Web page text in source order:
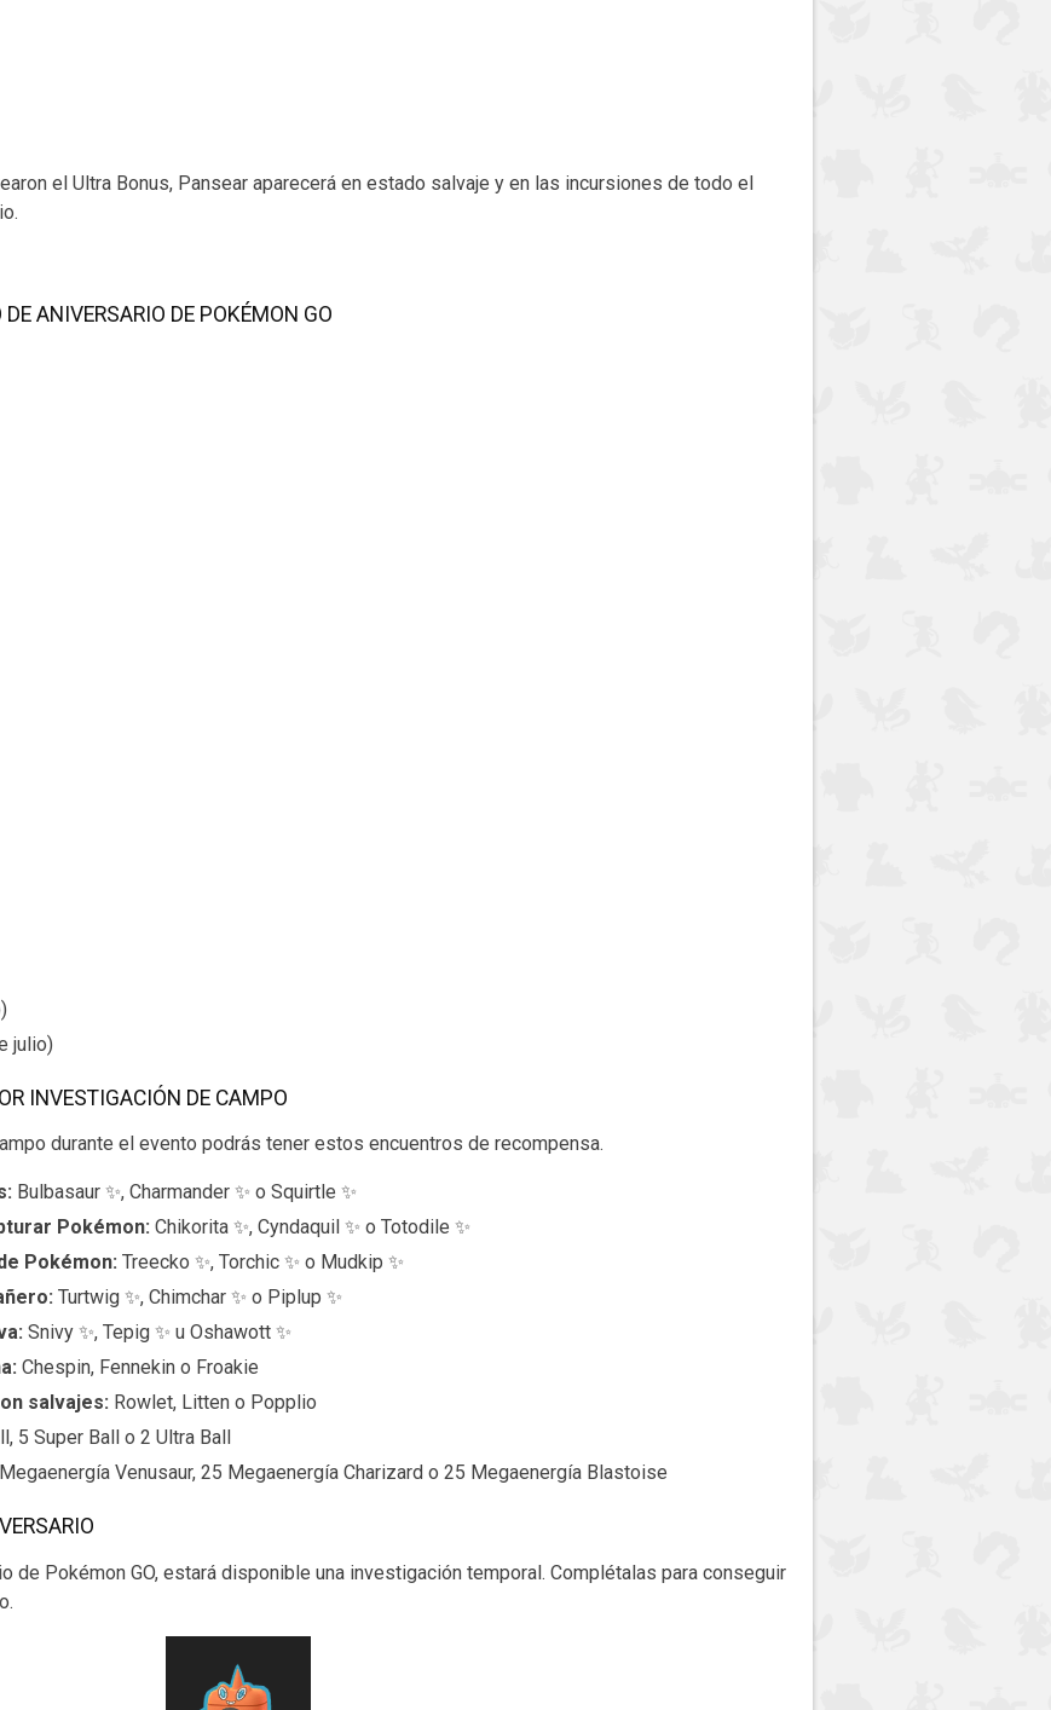
el Ultra Bonus, Pansear aparecerá en estado salvaje y en las incursiones de todo el
ANIVERSARIO DE POKÉMON GO
julio)
INVESTIGACIÓN DE CAMPO
durante el evento podrás tener estos encuentros de recompensa.
Bulbasaur ✨, Charmander ✨ o Squirtle ✨
Pokémon: Chikorita ✨, Cyndaquil ✨ o Totodile ✨
Pokémon: Treecko ✨, Torchic ✨ o Mudkip ✨
Turtwig ✨, Chimchar ✨ o Piplup ✨
Snivy ✨, Tepig ✨ u Oshawott ✨
Chespin, Fennekin o Froakie
salvajes: Rowlet, Litten o Popplio
5 Super Ball o 2 Ultra Ball
Venusaur, 25 Megaenergía Charizard o 25 Megaenergía Blastoise
de Pokémon GO, estará disponible una investigación temporal. Complétalas para conseguir